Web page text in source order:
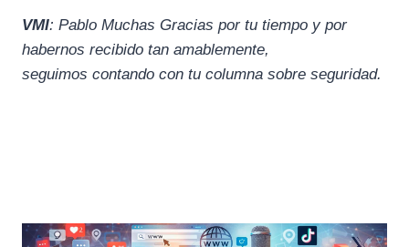
VMI: Pablo Muchas Gracias por tu tiempo y por
habernos recibido tan amablemente,
seguimos contando con tu columna sobre seguridad.